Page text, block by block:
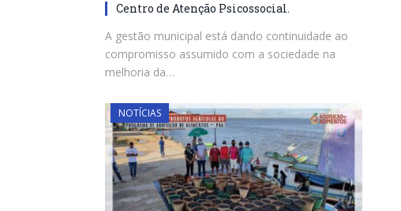
Centro de Atenção Psicossocial.
A gestão municipal está dando continuidade ao
compromisso assumido com a sociedade na
melhoria da…
NOTÍCIAS